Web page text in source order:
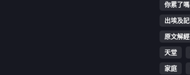
你累了嗎
出埃及記
原文解經
天堂
家庭